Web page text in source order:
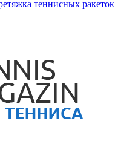
теннисных ракеток